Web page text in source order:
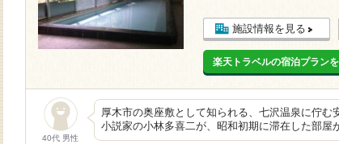
施設情報を見る
楽天トラベルの宿泊プラン
40代 男性
厚木市の奥座敷として知られる、七沢温泉に佇む
小説家の小林多喜二が、昭和初期に滞在した部